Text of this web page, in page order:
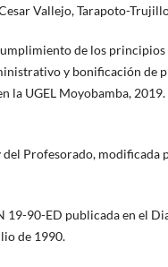
Vallejo, Tarapoto-
de los principios
y bonificación de
la UGEL Moyobamba,
del Profesorado, modificada
19-90-ED publicada en el
de 1990.